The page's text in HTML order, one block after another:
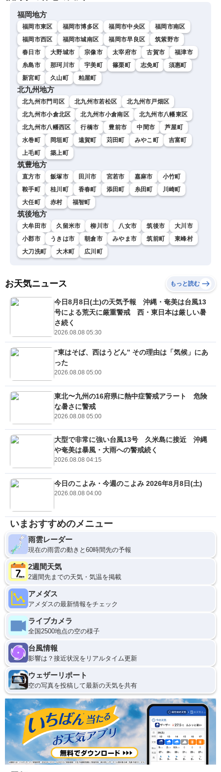
福岡地方
福岡市東区 福岡市博多区 福岡市中央区
福岡市南区
福岡市西区
福岡市城南区 福岡市早良区
筑紫野市
春日市
大野城市 宗像市 太宰府市 古賀市
福津市
糸島市
那珂川市 宇美町 篠栗町 志免町
須惠町
新宮町
久山町 粕屋町
北九州地方
北九州市門司区 北九州市若松区
北九州市戸畑区
北九州市小倉北区
北九州市小倉南区
北九州市八幡東区
北九州市八幡西区
行橋市 豊前市 中間市
芦屋町
水巻町
岡垣町 遠賀町 苅田町 みやこ町
吉富町
上毛町
築上町
筑豊地方
直方市 飯塚市 田川市 宮若市 嘉麻市
小竹町
鞍手町
桂川町 香春町 添田町 糸田町
川崎町
大任町
赤村 福智町
筑後地方
大牟田市 久留米市 柳川市 八女市 筑後市
大川市
小郡市
うきは市 朝倉市 みやま市 筑前町
東峰村
大刀洗町
大木町 広川町
お天気ニュース もっと読む
今日8月8日(土)の天気予報 沖縄・奄美は台風13
号による荒天に厳重警戒 西・東日本は厳しい暑
さ続く
2026.08.08 05:30
“東はそば、西はうどん” その理由は「気候」にあ
った
2026.08.08 05:00
東北〜九州の16府県に熱中症警戒アラート 危険
な暑さに警戒
2026.08.08 05:00
大型で非常に強い台風13号 久米島に接近 沖縄
や奄美は暴風・大雨への警戒続く
2026.08.08 04:15
今日のこよみ・今週のこよみ 2026年8月8日(土)
2026.08.08 04:00
いまおすすめのメニュー
雨雲レーダー
現在の雨雲の動きと60時間先の予報
2週間天気
2週間先までの天気・気温を掲載
アメダス
アメダスの最新情報をチェック
ライブカメラ
全国2500地点の空の様子
台風情報
影響は？接近状況をリアルタイム更新
ウェザーリポート
空の写真を投稿して最新の天気を共有